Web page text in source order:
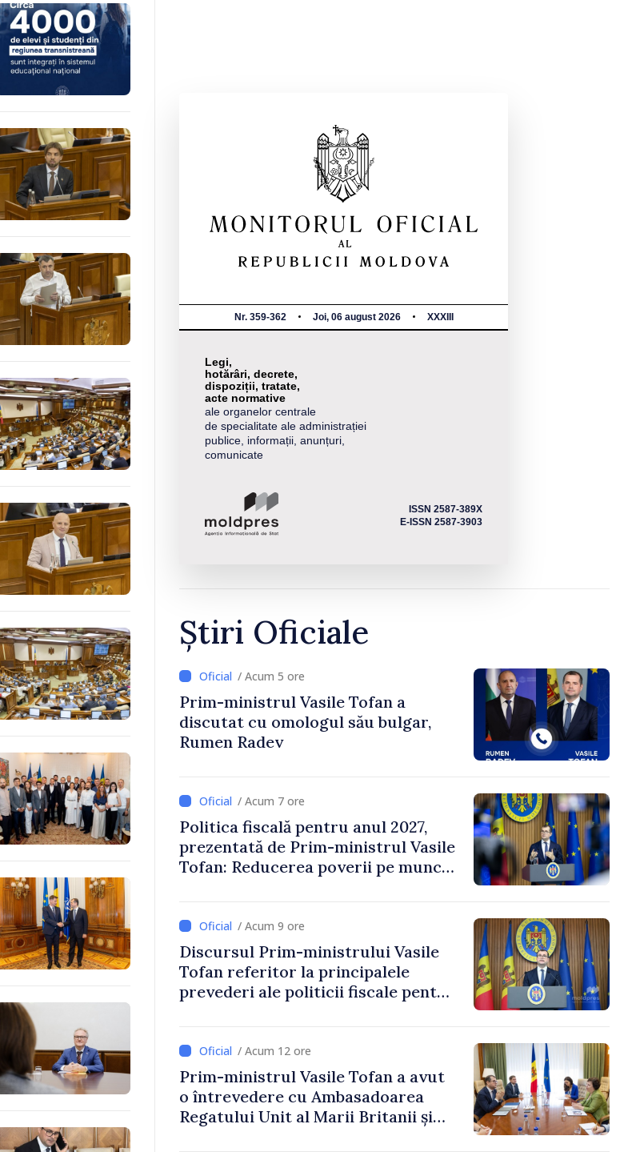
Nr. 359-362 Joi, 06 august 2026 XXXIII
Legi,
hotărâri, decrete,
dispoziții, tratate,
acte normative
ale organelor centrale
de specialitate ale administrației
publice, informații, anunțuri,
comunicate
ISSN 2587-389X
E-ISSN 2587-3903
Știri Oficiale
/ Acum 5 ore
Prim-ministrul Vasile Tofan a
discutat cu omologul său bulgar,
Rumen Radev
/ Acum 7 ore
Politica fiscală pentru anul 2027,
prezentată de Prim-ministrul Vasile
Tofan: Reducerea poverii pe muncă,
/ Acum 9 ore
Discursul Prim-ministrului Vasile
Tofan referitor la principalele
prevederi ale politicii fiscale pentru
/ Acum 12 ore
Prim-ministrul Vasile Tofan a avut
o întrevedere cu Ambasadoarea
Regatului Unit al Marii Britanii și